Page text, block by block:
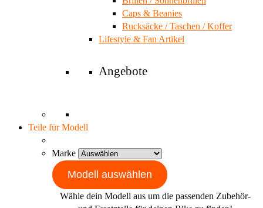
Caps & Beanies
Rucksäcke / Taschen / Koffer
Lifestyle & Fan Artikel
Angebote
Teile für Modell
Marke
Modell auswählen
Wähle dein Modell aus um die passenden Zubehör-